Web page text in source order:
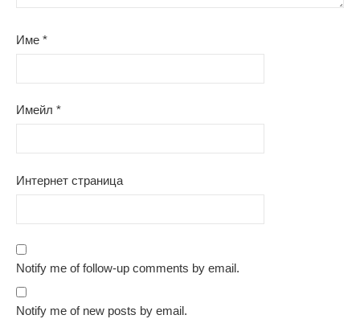
Име *
Имейл *
Интернет страница
Notify me of follow-up comments by email.
Notify me of new posts by email.